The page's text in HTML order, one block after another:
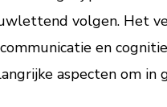
volgen. Het
en
aspecten om